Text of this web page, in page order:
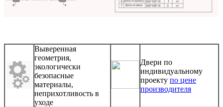
Выверенная
геометрия,
экологически
безопасные
материалы,
неприхотливость в
уходе
Двери по
индивидуальному
проекту по цене
производителя